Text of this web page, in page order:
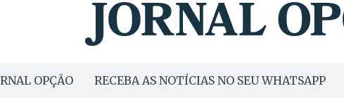
OPÇÃO RECEBA AS NOTÍCIAS NO SEU WHATSAPP